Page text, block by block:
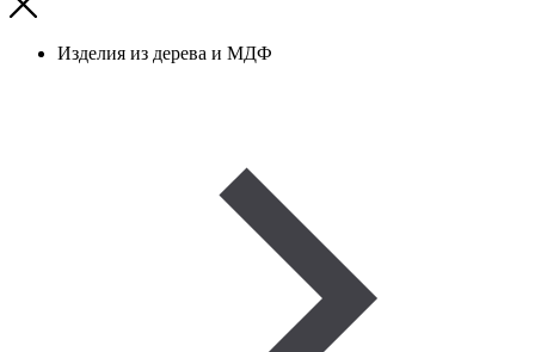
Изделия из дерева и МДФ